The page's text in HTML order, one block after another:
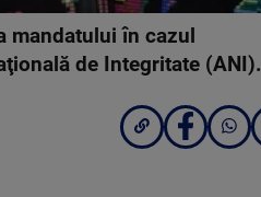
mandatului în cazul
de Integritate (ANI).